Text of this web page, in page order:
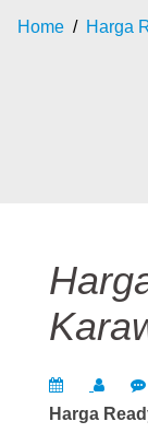
Home / Harga
Harga